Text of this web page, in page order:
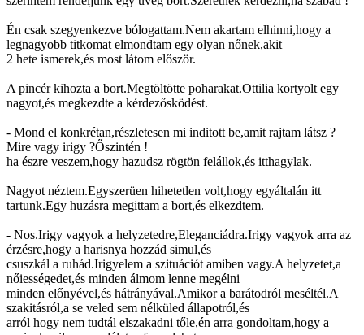
Én csak szegyenkezve bólogattam.Nem akartam elhinni,hogy a
legnagyobb titkomat elmondtam egy olyan nőnek,akit
2 hete ismerek,és most látom először.
A pincér kihozta a bort.Megtöltötte poharakat.Ottilia kortyolt egy
nagyot,és megkezdte a kérdezősködést.
- Mond el konkrétan,részletesen mi inditott be,amit rajtam látsz ?
Mire vagy irigy ?Őszintén !
ha észre veszem,hogy hazudsz rögtön felállok,és itthagylak.
Nagyot néztem.Egyszerüen hihetetlen volt,hogy egyáltalán itt
tartunk.Egy huzásra megittam a bort,és elkezdtem.
- Nos.Irigy vagyok a helyzetedre,Eleganciádra.Irigy vagyok arra az
érzésre,hogy a harisnya hozzád simul,és
csuszkál a ruhád.Irigyelem a szituációt amiben vagy.A helyzetet,a
nőiességedet,és minden álmom lenne megélni
minden előnyével,és hátrányával.Amikor a barátodról meséltél.A
szakitásról,a se veled sem nélküled állapotról,és
arról hogy nem tudtál elszakadni tőle,én arra gondoltam,hogy a